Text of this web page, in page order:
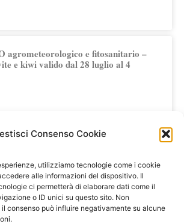
Consenso Cookie
utilizziamo tecnologie come i cookie
alle informazioni del dispositivo. Il
ci permetterà di elaborare dati come il
o ID unici su questo sito. Non
consenso può influire negativamente su alcune
agrometeorologico e fitosanitario –
e kiwi valido dal 28 luglio al 4
in Agricoltura